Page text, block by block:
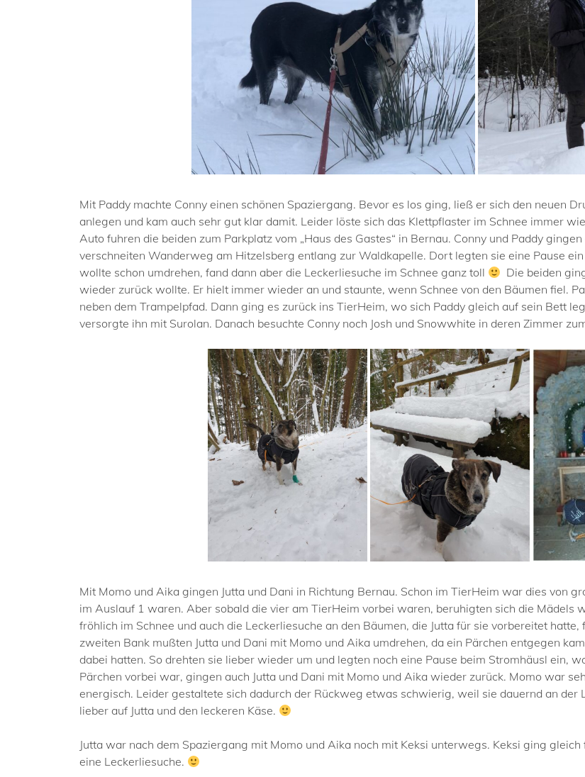
Mit Paddy machte Conny einen schönen Spaziergang. Bevor es los ging, ließ er sich den neuen
anlegen und kam auch sehr gut klar damit. Leider löste sich das Klettpflaster im Schnee immer
Auto fuhren die beiden zum Parkplatz vom „Haus des Gastes“ in Bernau. Conny und Paddy
verschneiten Wanderweg am Hitzelsberg entlang zur Waldkapelle. Dort legten sie eine Pause
wollte schon umdrehen, fand dann aber die Leckerliesuche im Schnee ganz toll
Die beiden
wieder zurück wollte. Er hielt immer wieder an und staunte, wenn Schnee von den Bäumen fiel.
neben dem Trampelpfad. Dann ging es zurück ins TierHeim, wo sich Paddy gleich auf sein Bett
versorgte ihn mit Surolan. Danach besuchte Conny noch Josh und Snowwhite in deren Zimmer
Mit Momo und Aika gingen Jutta und Dani in Richtung Bernau. Schon im TierHeim war dies von
im Auslauf 1 waren. Aber sobald die vier am TierHeim vorbei waren, beruhigten sich die Mädels
fröhlich im Schnee und auch die Leckerliesuche an den Bäumen, die Jutta für sie vorbereitet hatte,
zweiten Bank mußten Jutta und Dani mit Momo und Aika umdrehen, da ein Pärchen entgegen
dabei hatten. So drehten sie lieber wieder um und legten noch eine Pause beim Stromhäusl ein,
Pärchen vorbei war, gingen auch Jutta und Dani mit Momo und Aika wieder zurück. Momo war
energisch. Leider gestaltete sich dadurch der Rückweg etwas schwierig, weil sie dauernd an
lieber auf Jutta und den leckeren Käse.
Jutta war nach dem Spaziergang mit Momo und Aika noch mit Keksi unterwegs. Keksi ging
eine Leckerliesuche.